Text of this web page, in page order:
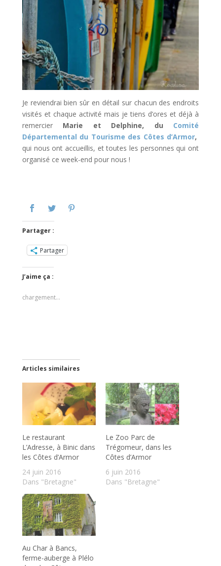
Je reviendrai bien sûr en détail sur chacun des endroits
visités et chaque activité mais je tiens d’ores et déjà à
remercier Marie et Delphine, du Comité
Départemental du Tourisme des Côtes d’Armor,
qui nous ont accueillis, et toutes les personnes qui ont
organisé ce week-end pour nous !
Partager :
Partager
J’aime ça :
chargement…
Articles similaires
Le restaurant
L’Adresse, à Binic dans
les Côtes d’Armor
24 juin 2016
Dans "Bretagne"
Le Zoo Parc de
Trégomeur, dans les
Côtes d’Armor
6 juin 2016
Dans "Bretagne"
Au Char à Bancs,
ferme-auberge à Plélo